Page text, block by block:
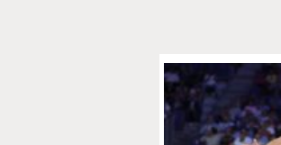
OKDIARIO